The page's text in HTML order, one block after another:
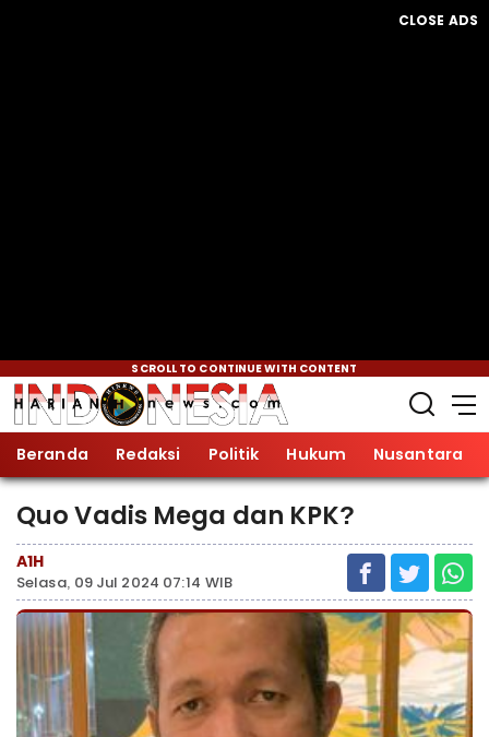
CLOSE ADS
SCROLL TO CONTINUE WITH CONTENT
Beranda Redaksi Politik Hukum Nusantara
Quo Vadis Mega dan KPK?
A1H
Selasa, 09 Jul 2024 07:14 WIB